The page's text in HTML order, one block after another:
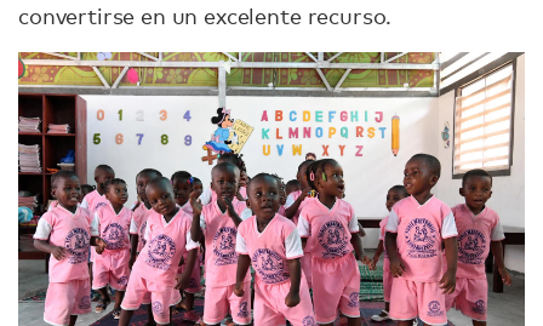
convertirse en un excelente recurso.